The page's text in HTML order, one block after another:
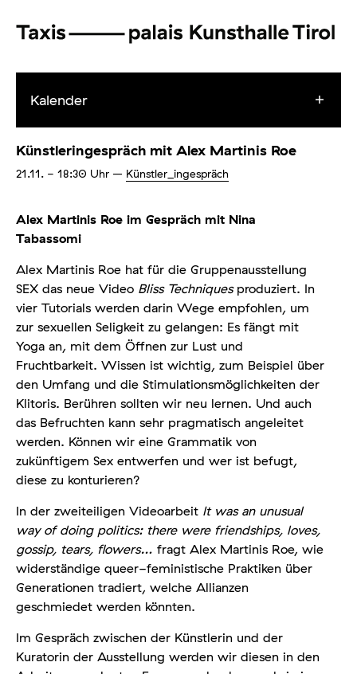
Kalender
Künstleringespräch mit Alex Martinis Roe
21.11. - 18:30 Uhr – Künstler_ingespräch
Alex Martinis Roe im Gespräch mit Nina
Tabassomi
Alex Martinis Roe hat für die Gruppenausstellung
SEX das neue Video Bliss Techniquesproduziert. In
vier Tutorials werden darin Wege empfohlen, um
zur sexuellen Seligkeit zu gelangen: Es fängt mit
Yoga an, mit dem Öffnen zur Lust und
Fruchtbarkeit. Wissen ist wichtig, zum Beispiel über
den Umfang und die Stimulationsmöglichkeiten der
Klitoris. Berühren sollten wir neu lernen. Und auch
das Befruchten kann sehr pragmatisch angeleitet
werden. Können wir eine Grammatik von
zukünftigem Sex entwerfen und wer ist befugt,
diese zu konturieren?
In der zweiteiligen Videoarbeit It was an unusual
way of doing politics: there were friendships, loves,
gossip, tears, flowers… fragt Alex Martinis Roe, wie
widerständige queer-feministische Praktiken über
Generationen tradiert, welche Allianzen
geschmiedet werden könnten.
Im Gespräch zwischen der Künstlerin und der
Kuratorin der Ausstellung werden wir diesen in den